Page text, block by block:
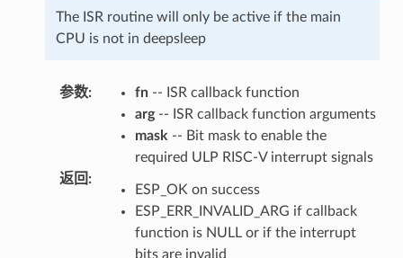
The ISR routine will only be active if the main
CPU is not in deepsleep
参数: fn-- ISR callback function
arg-- ISR callback function arguments
mask -- Bit mask to enable the
required ULP RISC-V interrupt signals
返回 :
ESP_OK on success
ESP_ERR_INVALID_ARG if callback
function is NULL or if the interrupt
bits are invalid